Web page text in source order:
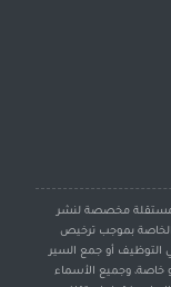
مستقلة مخصصة لنشر
والخاصة بموجب ترخيص
التوظيف أو جمع السير
خاصة، وجميع الأسماء